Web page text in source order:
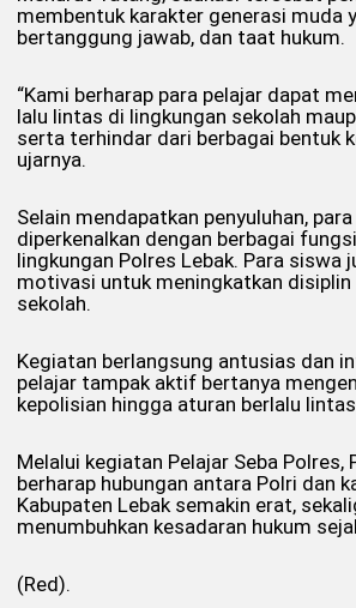
membentuk karakter generasi muda
bertanggung jawab, dan taat hukum.
“Kami berharap para pelajar dapat
lalu lintas di lingkungan sekolah
serta terhindar dari berbagai bentuk
ujarnya.
Selain mendapatkan penyuluhan,
diperkenalkan dengan berbagai
lingkungan Polres Lebak. Para siswa
motivasi untuk meningkatkan
sekolah.
Kegiatan berlangsung antusias dan
pelajar tampak aktif bertanya
kepolisian hingga aturan berlalu
Melalui kegiatan Pelajar Seba Polres,
berharap hubungan antara Polri dan
Kabupaten Lebak semakin erat,
menumbuhkan kesadaran hukum
(Red).